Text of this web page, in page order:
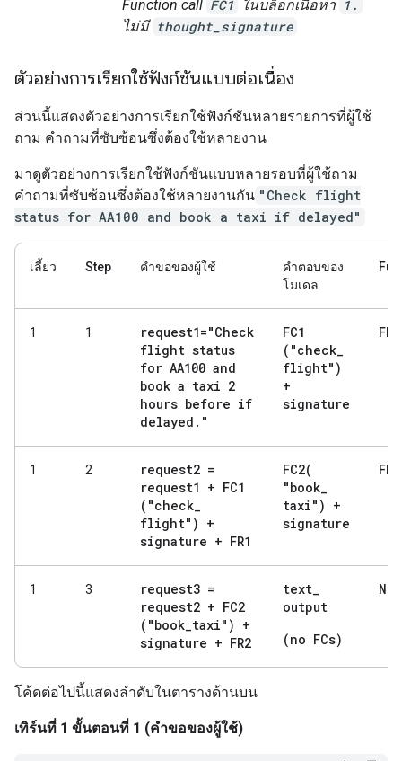
Function call FC1 ในบล็อกเนื้อหา 1.
ไม่มี thought_signature
ตัวอย่างการเรียกใช้ฟังก์ชันแบบต่อเนื่อง
ส่วนนี้แสดงตัวอย่างการเรียกใช้ฟังก์ชันหลายรายการที่ผู้ใช้
ถาม คำถามที่ซับซ้อนซึ่งต้องใช้หลายงาน
มาดูตัวอย่างการเรียกใช้ฟังก์ชันแบบหลายรอบที่ผู้ใช้ถาม
คำถามที่ซับซ้อนซึ่งต้องใช้หลายงานกัน "Check flight
status for AA100 and book a taxi if delayed"
เลี้ยว Step คำขอของผู้ใช้
คำตอบของ
โมเดล
1 1
request1="Check
flight status
for AA100 and
book a taxi 2
hours before if
delayed . "
FC1
("check_
flight")
+
signature
FR1
1 2
request2 =
request1 + FC1
("check_
flight") +
signature + FR1
FC2(
"book_
taxi") +
signature
FR2
1 3
request3 =
request2 + FC2
("book_taxi") +
signature + FR2
text_
output
(no FCs)
โค้ดต่อไปนี้แสดงลำดับในตารางด้านบน
เทิร์นที่ 1 ขั้นตอนที่ 1 (คำขอของผู้ใช้)